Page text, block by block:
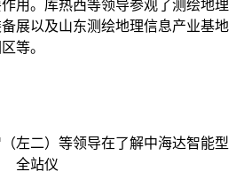
用。库热西等领导参观了测绘地理
展以及山东测绘地理信息产业基地
等。
左二）等领导在了解中海达智能型
全站仪